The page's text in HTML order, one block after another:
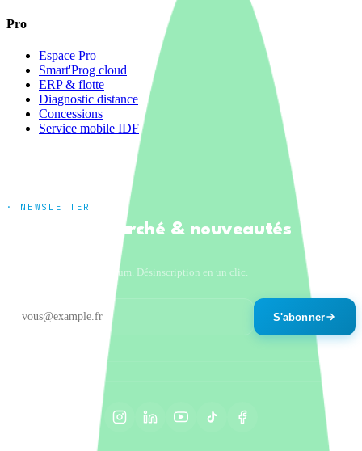
Pro
Espace Pro
Smart'Prog cloud
ERP & flotte
Diagnostic distance
Concessions
Service mobile IDF
· NEWSLETTER
Tendances marché & nouveautés
Un email par mois maximum. Désinscription en un clic.
S'abonner